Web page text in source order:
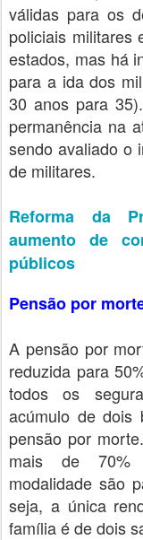
válidas para os
policiais militares
estados, mas há
para a ida dos
30 anos para
permanência na
sendo avaliado o
de militares.
Reforma da
aumento de
públicos
Pensão por
A pensão por
reduzida para
todos os
acúmulo de dois
pensão por
mais de 70%
modalidade são
seja, a única
família é de dois